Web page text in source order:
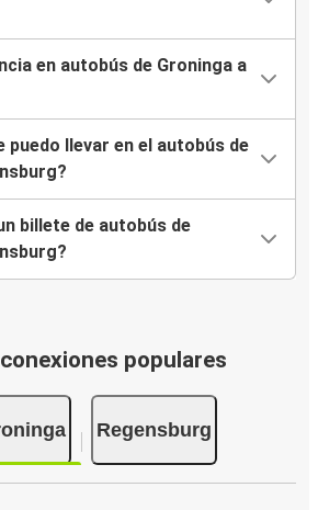
en autobús de Groninga a
puedo llevar en el autobús de
billete de autobús de
populares
Regensburg